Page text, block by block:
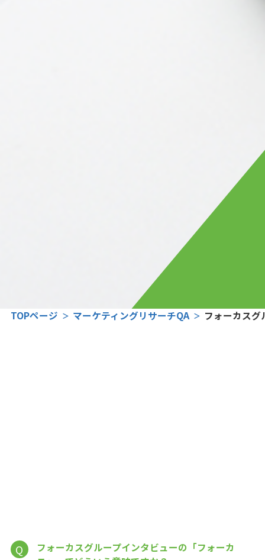
TOPページ マーケティングリサーチQA フォーカス
Q
フォーカスグループインタビューの「フォーカ